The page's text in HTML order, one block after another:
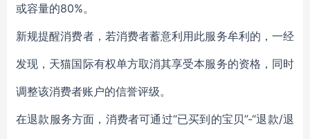
或容量的80%。
新规提醒消费者，若消费者蓄意利用此服务牟利的，一经
发现，天猫国际有权单方取消其享受本服务的资格，同时
调整该消费者账户的信誉评级。
在退款服务方面，消费者可通过“已买到的宝贝”-“退款/退